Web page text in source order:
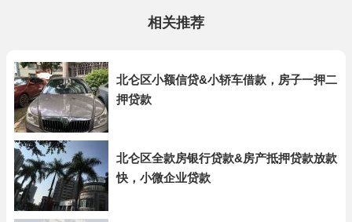
相关推荐
北仑区小额信贷&小轿车借款，房子一押二
押贷款
北仑区全款房银行贷款&房产抵押贷款放款
快，小微企业贷款